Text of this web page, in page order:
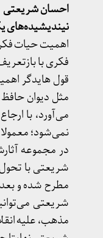
احسان شریعتی
نیندیشیده‌های
اهمیت حیات
فکری با
قول هایدگر
مثل دیوان
می‌آورد، با
نمی‌شود؛
در مجموعه
مطرح شده و بعد
شریعتی
مذهب، علیه